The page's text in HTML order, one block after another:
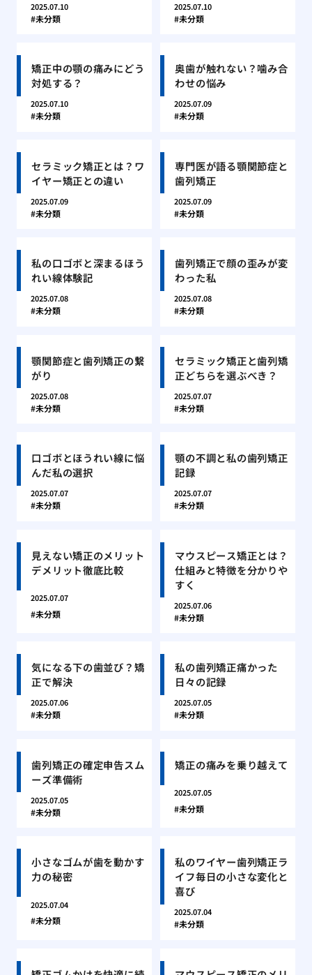
2025.07.10
未分類
2025.07.10
未分類
矯正中の顎の痛みにどう
対処する？
2025.07.10
未分類
奥歯が触れない？噛み合
わせの悩み
2025.07.09
未分類
セラミック矯正とは？ワ
イヤー矯正との違い
2025.07.09
未分類
専門医が語る顎関節症と
歯列矯正
2025.07.09
未分類
私の口ゴボと深まるほう
れい線体験記
2025.07.08
未分類
歯列矯正で顔の歪みが変
わった私
2025.07.08
未分類
顎関節症と歯列矯正の繋
がり
2025.07.08
未分類
セラミック矯正と歯列矯
正どちらを選ぶべき？
2025.07.07
未分類
口ゴボとほうれい線に悩
んだ私の選択
2025.07.07
未分類
顎の不調と私の歯列矯正
記録
2025.07.07
未分類
見えない矯正のメリット
デメリット徹底比較
2025.07.07
未分類
マウスピース矯正とは？
仕組みと特徴を分かりや
すく
2025.07.06
未分類
気になる下の歯並び？矯
正で解決
2025.07.06
未分類
私の歯列矯正痛かった
日々の記録
2025.07.05
未分類
歯列矯正の確定申告スム
ーズ準備術
2025.07.05
未分類
矯正の痛みを乗り越えて
2025.07.05
未分類
小さなゴムが歯を動かす
力の秘密
2025.07.04
未分類
私のワイヤー歯列矯正ラ
イフ毎日の小さな変化と
喜び
2025.07.04
未分類